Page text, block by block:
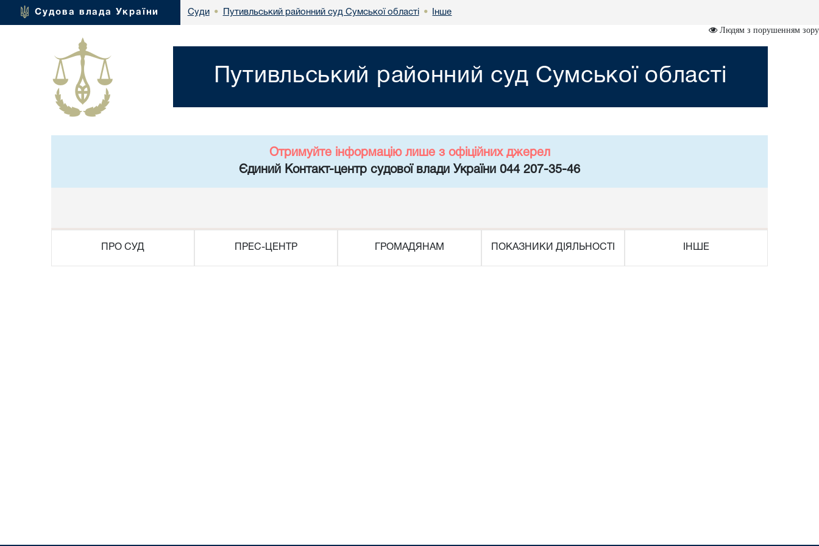
Судова влада України Суди • Путивльський районний суд Сумської області • Інше
Людям з порушенням зору
Путивльський районний суд Сумської області
Отримуйте інформацію лише з офіційних джерел
Єдиний Контакт-центр судової влади України 044 207-35-46
ПРО СУД ПРЕС-ЦЕНТР ГРОМАДЯНАМ ПОКАЗНИКИ ДІЯЛЬНОСТІ ІНШЕ